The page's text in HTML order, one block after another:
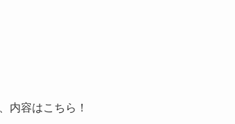
内容はこちら！